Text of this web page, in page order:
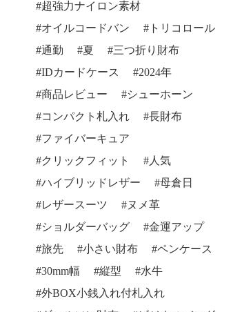
超強力ナイロン素材
オイルコードバン
トリコロール
通勤
夏
三つ折り財布
IDカードケース
2024年
商品レビュー
シューホーン
コンパクト札入れ
長財布
ファイバーキュア
クリックフィット
人気
ハイブリッドレザー
母倉日
レザースーツ
ヌメ革
ショルダーバッグ
金運アップ
旅先
小さい財布
ペンケース
30mm幅
縦型
水牛
外BOX小銭入れ付札入れ